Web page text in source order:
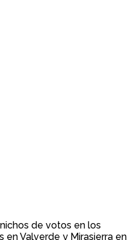
de votos en los
Valverde y Mirasierra en